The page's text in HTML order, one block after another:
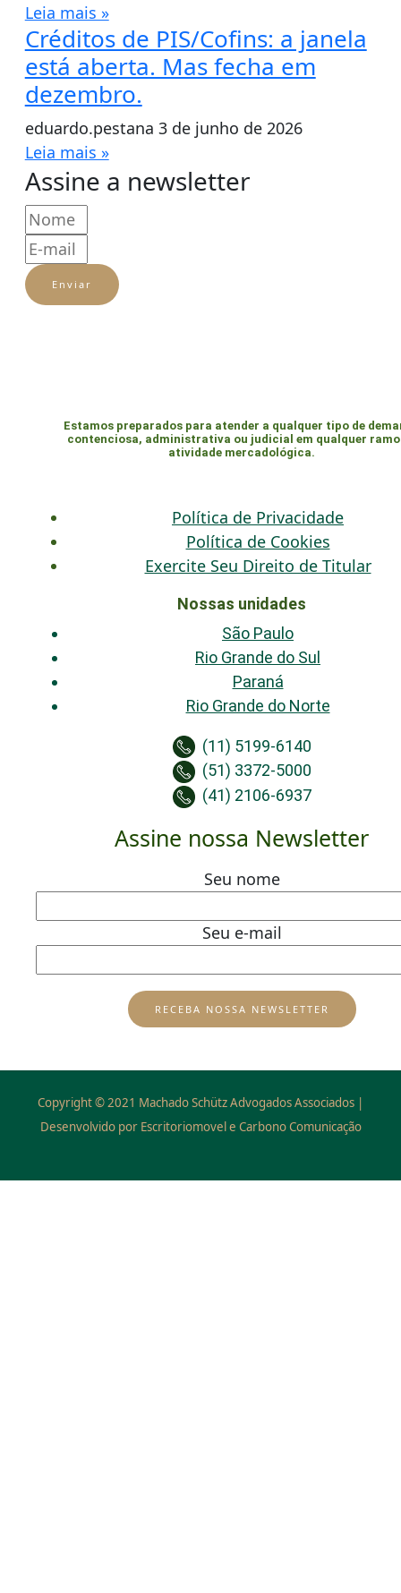
Leia mais »
Créditos de PIS/Cofins: a janela
está aberta. Mas fecha em
dezembro.
eduardo.pestana 3 de junho de 2026
Leia mais »
Assine a newsletter
Enviar
Estamos preparados para atender a qualquer tipo de
contenciosa, administrativa ou judicial em qualquer ramo
atividade mercadológica.
Política de Privacidade
Política de Cookies
Exercite Seu Direito de Titular
Nossas unidades
São Paulo
Rio Grande do Sul
Paraná
Rio Grande do Norte
(11) 5199-6140
(51) 3372-5000
(41) 2106-6937
Assine nossa Newsletter
Seu nome
Seu e-mail
Copyright © 2021 Machado Schütz Advogados Associados |
Desenvolvido por Escritoriomovel e Carbono Comunicação